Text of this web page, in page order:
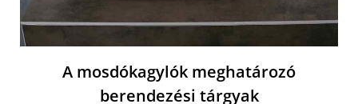
A mosdókagylók meghatározó
berendezési tárgyak